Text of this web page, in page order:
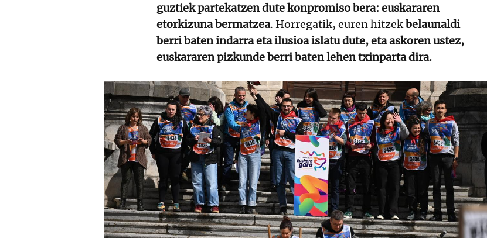
guztiek partekatzen dute konpromiso bera: euskararen
etorkizuna bermatzea. Horregatik, euren hitzekbelaunaldi
berri baten indarra eta ilusioa islatu dute, eta askoren ustez,
euskararen pizkunde berri baten lehen txinparta dira.